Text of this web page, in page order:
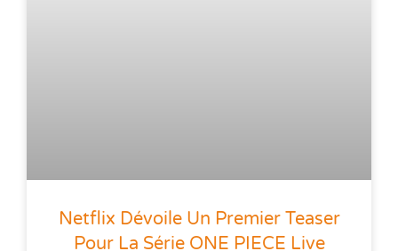
Netflix Dévoile Un Premier Teaser
Pour La Série ONE PIECE Live